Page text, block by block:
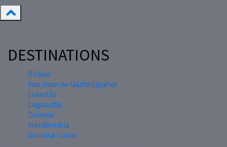
DESTINATIONS
Bilbao
San Juan de Gaztelugatxe
Lekeitio
Laguardia
Zumaia
Hondarribia
Gernika-Lumo